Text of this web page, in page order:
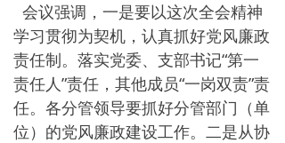
会议强调，一是要以这次全会精神
学习贯彻为契机，认真抓好党风廉政
责任制。落实党委、支部书记“第一
责任人”责任，其他成员“一岗双责”责
任。各分管领导要抓好分管部门（单
位）的党风廉政建设工作。二是从协